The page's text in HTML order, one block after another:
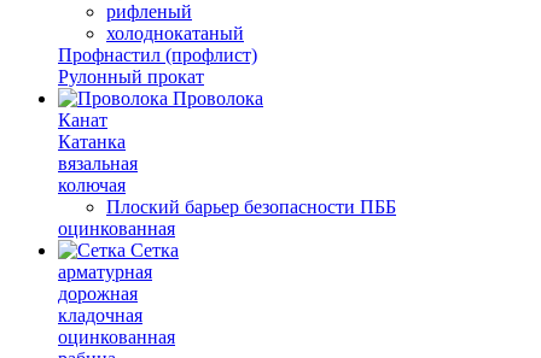
рифленый
холоднокатаный
Профнастил (профлист)
Рулонный прокат
Проволока
Канат
Катанка
вязальная
колючая
Плоский барьер безопасности ПББ
оцинкованная
Сетка
арматурная
дорожная
кладочная
оцинкованная